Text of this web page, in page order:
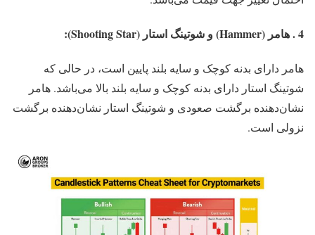
4 . هامر (Hammer) و شوتینگ استار (Shooting Star):
هامر دارای بدنه کوچک و سایه بلند پایین است، در حالی که
شوتینگ استار دارای بدنه کوچک و سایه بلند بالا می‌باشد. هامر
نشان‌دهنده برگشت صعودی و شوتینگ استار نشان‌دهنده برگشت
نزولی است.